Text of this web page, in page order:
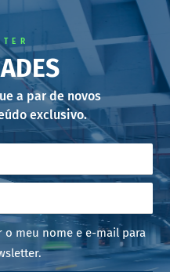
a par de novos
exclusivo.
o meu nome e e-mail para